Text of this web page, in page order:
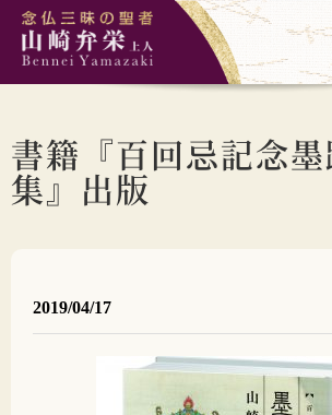
書籍『百回忌記念
集』出版
2019/04/17